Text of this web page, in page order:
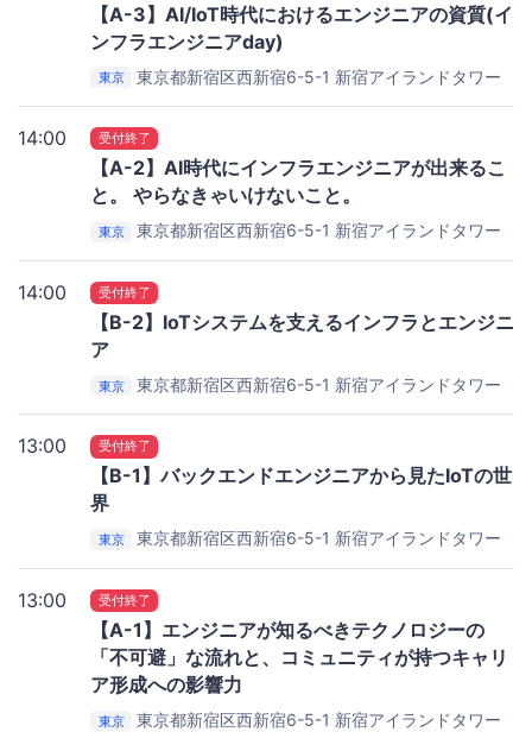
【A-3】AI/IoT時代におけるエンジニアの資質(イ
ンフラエンジニアday)
東京
東京都新宿区西新宿6-5-1 新宿アイランドタワー
14:00 受付終了
【A-2】AI時代にインフラエンジニアが出来るこ
と。 やらなきゃいけないこと。
東京
東京都新宿区西新宿6-5-1 新宿アイランドタワー
14:00 受付終了
【B-2】IoTシステムを支えるインフラとエンジニ
ア
東京
東京都新宿区西新宿6-5-1 新宿アイランドタワー
13:00 受付終了
【B-1】バックエンドエンジニアから見たIoTの世
界
東京
東京都新宿区西新宿6-5-1 新宿アイランドタワー
13:00 受付終了
【A-1】エンジニアが知るべきテクノロジーの
「不可避」な流れと、コミュニティが持つキャリ
ア形成への影響力
東京
東京都新宿区西新宿6-5-1 新宿アイランドタワー